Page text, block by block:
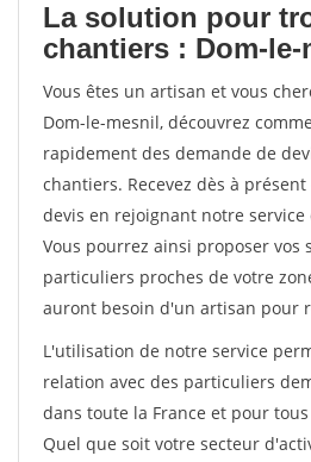
La solution pour
chantiers : Dom-le-
Vous êtes un artisan et vous
Dom-le-mesnil, découvrez
rapidement des demande de
chantiers. Recevez dès à
devis en rejoignant notre
Vous pourrez ainsi proposer vos
particuliers proches de votre
auront besoin d'un artisan pour
L'utilisation de notre service
relation avec des particuliers
dans toute la France et pour
Quel que soit votre secteur